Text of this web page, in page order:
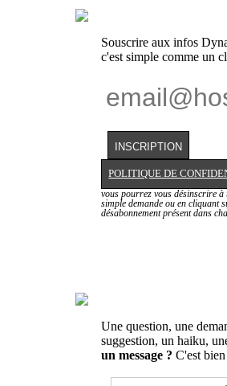
Souscrire aux infos
c'est simple comme un
POLITIQUE DE
vous pourrez vous désinscrire à
simple demande ou en cliquant
désabonnement présent dans
Une question, une
suggestion, un haiku,
un message ? C'est